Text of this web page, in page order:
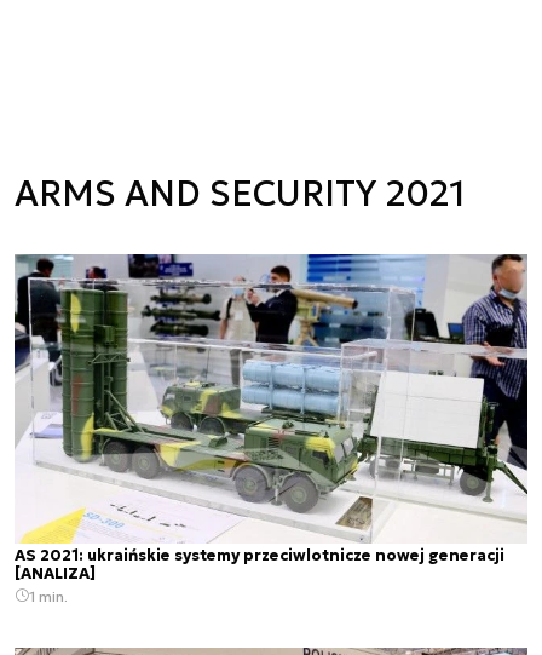
ARMS AND SECURITY 2021
AS 2021: ukraińskie systemy przeciwlotnicze nowej generacji
[ANALIZA]
1 min.